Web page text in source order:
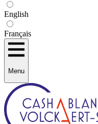
English
Français
Menu